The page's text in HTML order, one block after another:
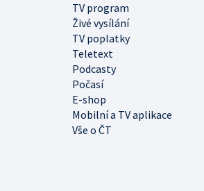
TV program
Živé vysílání
TV poplatky
Teletext
Podcasty
Počasí
E-shop
Mobilní a TV aplikace
Vše o ČT